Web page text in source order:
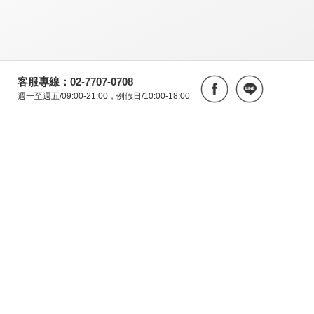
客服專線：02-7707-0708
週一至週五/09:00-21:00，例假日/10:00-18:00